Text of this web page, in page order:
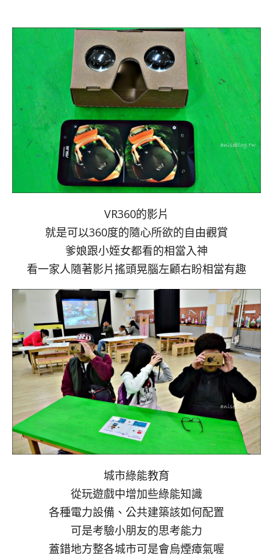
VR360的影片
就是可以360度的隨心所欲的自由觀賞
爹娘跟小姪女都看的相當入神
看一家人隨著影片搖頭晃腦左顧右盼相當有趣
城市綠能教育
從玩遊戲中增加些綠能知識
各種電力設備、公共建築該如何配置
可是考驗小朋友的思考能力
蓋錯地方整各城市可是會烏煙瘴氣喔